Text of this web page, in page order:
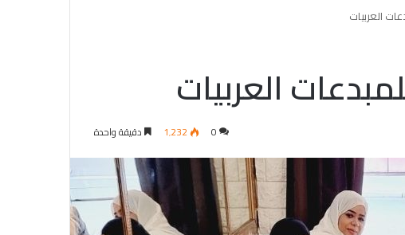
العربيات
العربيات
0 1٬232 دقيقة واحدة